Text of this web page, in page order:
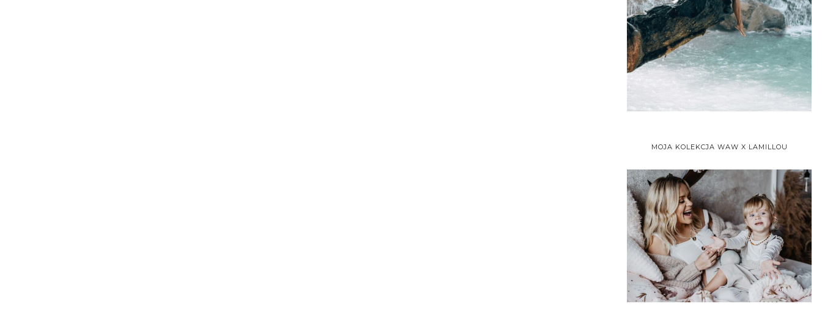
MOJA KOLEKCJA WAW X LAMILLOU